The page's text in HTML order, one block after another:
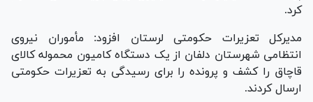
کرد.
مدیرکل تعزیرات حکومتی لرستان افزود: مأموران نیروی
انتظامی شهرستان دلفان از یک دستگاه کامیون محموله کالای
قاچاق را کشف و پرونده را برای رسیدگی به تعزیرات حکومتی
ارسال کردند.